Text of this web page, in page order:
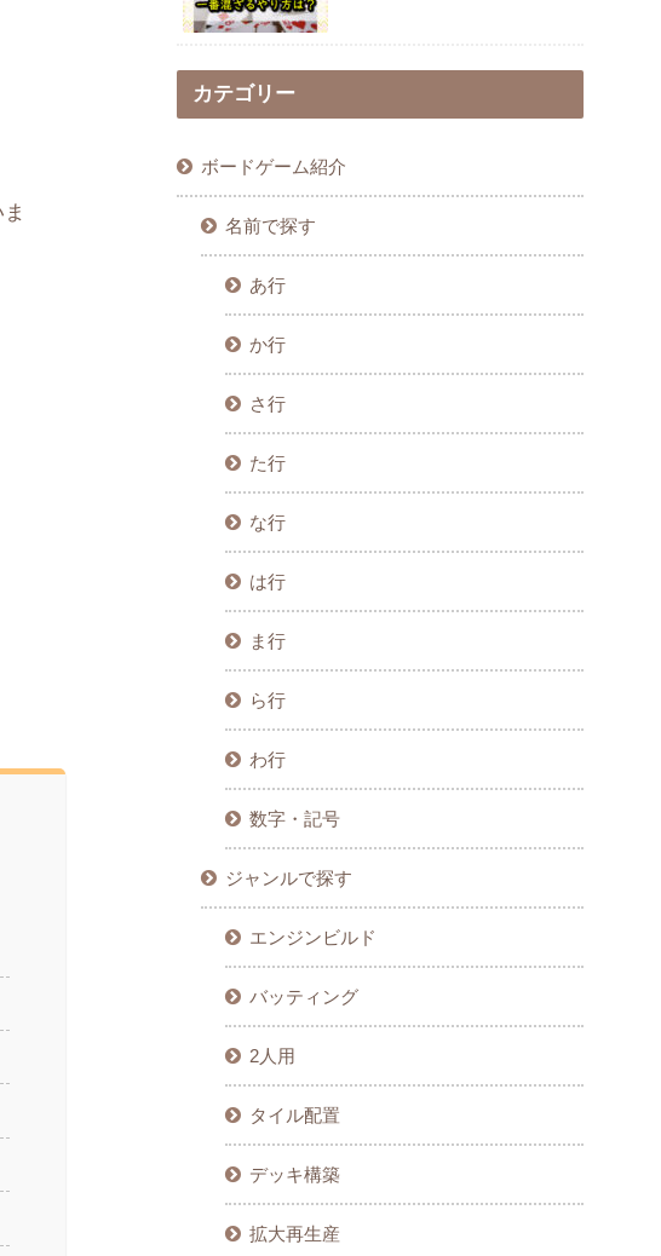
カテゴリー
ボードゲーム紹介
名前で探す
あ行
か行
さ行
た行
な行
は行
ま行
ら行
わ行
数字・記号
ジャンルで探す
エンジンビルド
バッティング
2人用
タイル配置
デッキ構築
拡大再生産